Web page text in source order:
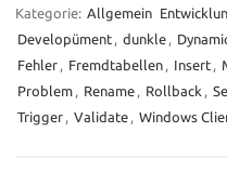
Kategorie: Allgemein
Developüment , dunkle ,
Fehler , Fremdtabellen , Insert ,
Problem , Rename , Rollback ,
Trigger , Validate , Windows